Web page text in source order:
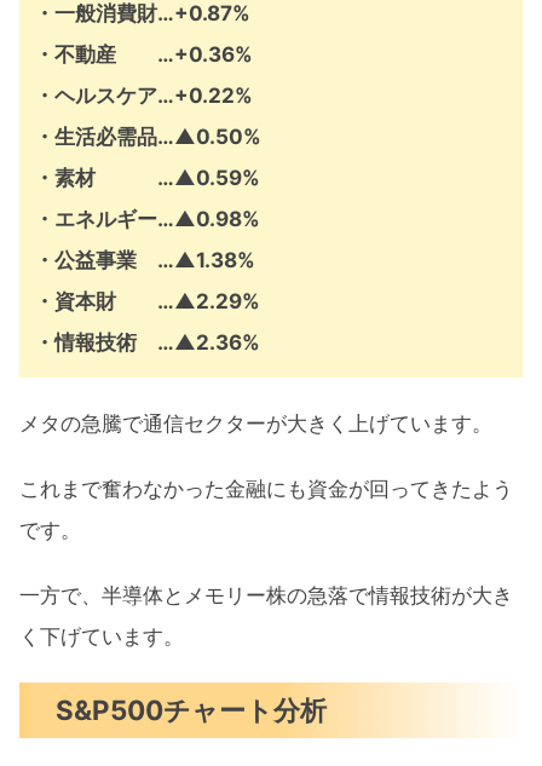
・一般消費財…+0.87%
・不動産 …+0.36%
・ヘルスケア…+0.22%
・生活必需品…▲0.50%
・素材 …▲0.59%
・エネルギー…▲0.98%
・公益事業 …▲1.38%
・資本財 …▲2.29%
・情報技術 …▲2.36%
メタの急騰で通信セクターが大きく上げています。
これまで奮わなかった金融にも資金が回ってきたよう
です。
一方で、半導体とメモリー株の急落で情報技術が大き
く下げています。
S&P500チャート分析